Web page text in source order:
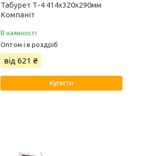
Табурет Т-4 414х320х290мм
Компаніт
В наявності
Оптом і в роздріб
від 621 ₴
Купити